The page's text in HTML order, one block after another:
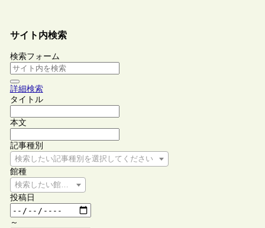
サイト内検索
検索フォーム
詳細検索
タイトル
本文
記事種別
検索したい記事種別を選択してください
館種
検索したい館種を選択してください
投稿日
～